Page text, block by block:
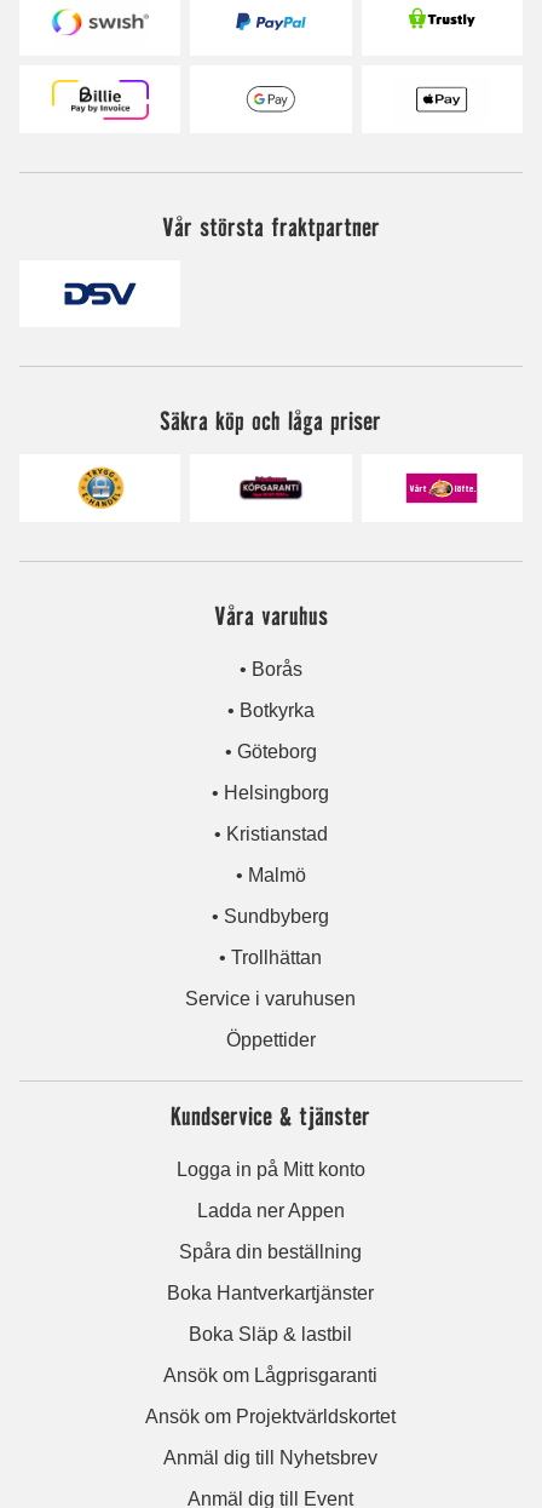
Vår största fraktpartner
Säkra köp och låga priser
Våra varuhus
• Borås
• Botkyrka
• Göteborg
• Helsingborg
• Kristianstad
• Malmö
• Sundbyberg
• Trollhättan
Service i varuhusen
Öppettider
Kundservice & tjänster
Logga in på Mitt konto
Ladda ner Appen
Spåra din beställning
Boka Hantverkartjänster
Boka Släp & lastbil
Ansök om Lågprisgaranti
Ansök om Projektvärldskortet
Anmäl dig till Nyhetsbrev
Anmäl dig till Event